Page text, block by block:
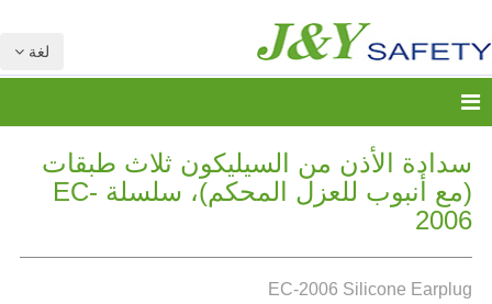
لغة
سدادة الأذن من السيليكون ثلاث طبقات
(مع أنبوب للعزل المحكم)، سلسلة EC-
2006
EC-2006 Silicone Earplug